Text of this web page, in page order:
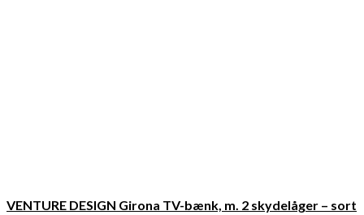
VENTURE DESIGN Girona TV-bænk, m. 2 skydelåger – sort